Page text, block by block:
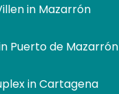
in Mazarrón
Puerto de Mazarrón
in Cartagena